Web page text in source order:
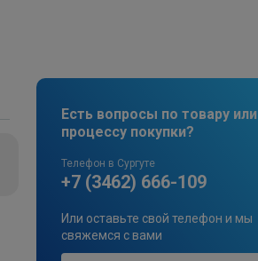
Есть вопросы по товару или
процессу покупки?
Телефон в Сургуте
+7 (3462) 666-109
Или оставьте свой телефон и мы
свяжемся с вами